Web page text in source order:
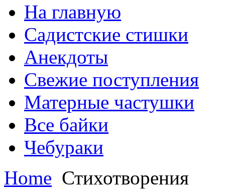
На главную
Садистские стишки
Анекдоты
Свежие поступления
Матерные частушки
Все байки
Чебураки
Home Стихотворения